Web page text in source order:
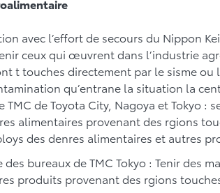
avec l’effort de secours du Nippon
ceux qui œuvrent dans l’industrie
t touches directement par le sisme
qu’entrane la situation la
de Toyota City, Nagoya et Tokyo :
alimentaires provenant des rgions
des denres alimentaires et autres
bureaux de TMC Tokyo : Tenir des
produits provenant des rgions